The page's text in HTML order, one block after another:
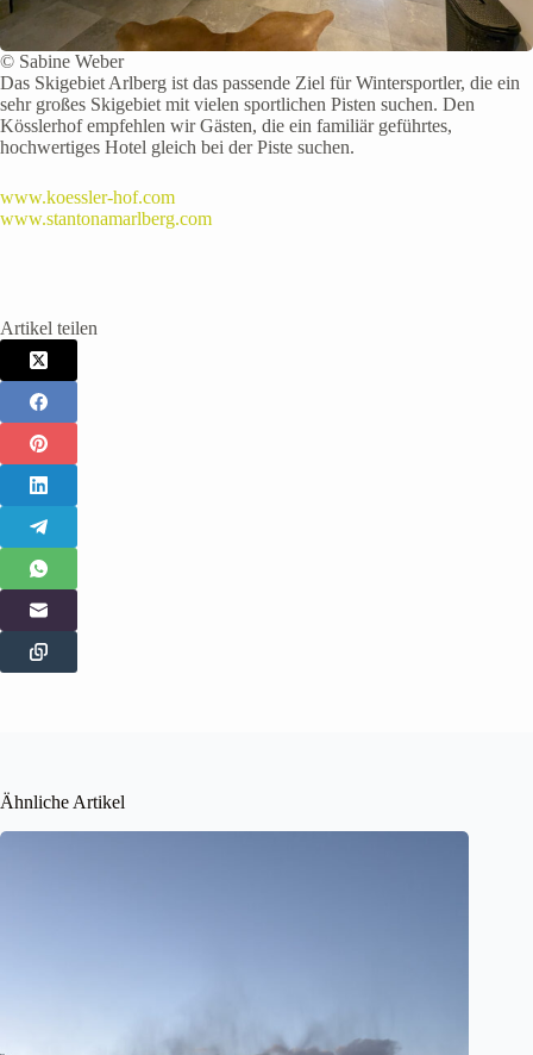
© Sabine Weber
Das Skigebiet Arlberg ist das passende Ziel für Wintersportler, die ein
sehr großes Skigebiet mit vielen sportlichen Pisten suchen. Den
Kösslerhof empfehlen wir Gästen, die ein familiär geführtes,
hochwertiges Hotel gleich bei der Piste suchen.
www.koessler-hof.com
www.stantonamarlberg.com
Artikel teilen
Ähnliche Artikel